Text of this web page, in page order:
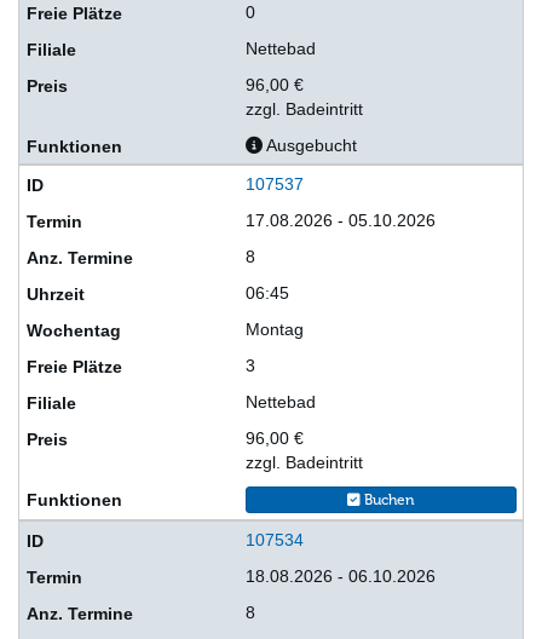
0
Nettebad
96,00 €
zzgl. Badeintritt
Ausgebucht
107537
17.08.2026 - 05.10.2026
8
06:45
Montag
3
Nettebad
96,00 €
zzgl. Badeintritt
Buchen
107534
18.08.2026 - 06.10.2026
8